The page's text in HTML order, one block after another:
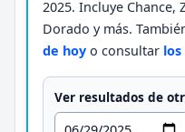
2025. Incluye Chance,
Dorado y más.
de hoy o consultar
Ver resultados de